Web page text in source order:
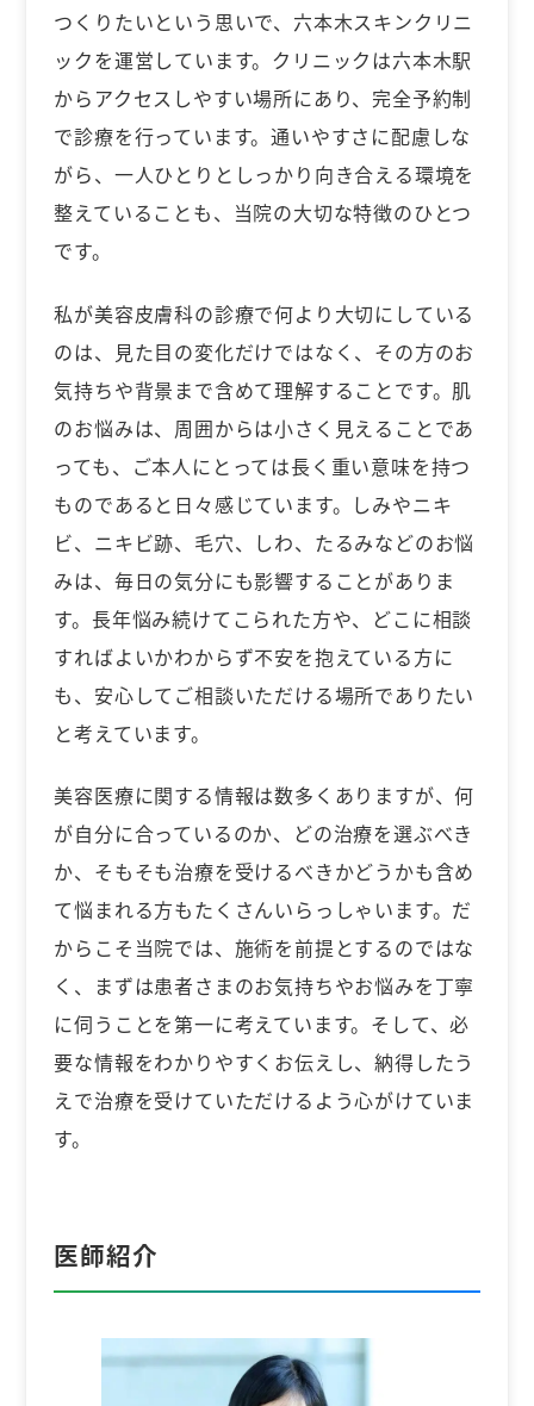
つくりたいという思いで、六本木スキンクリニ
ックを運営しています。クリニックは六本木駅
からアクセスしやすい場所にあり、完全予約制
で診療を行っています。通いやすさに配慮しな
がら、一人ひとりとしっかり向き合える環境を
整えていることも、当院の大切な特徴のひとつ
です。
私が美容皮膚科の診療で何より大切にしている
のは、見た目の変化だけではなく、その方のお
気持ちや背景まで含めて理解することです。肌
のお悩みは、周囲からは小さく見えることであ
っても、ご本人にとっては長く重い意味を持つ
ものであると日々感じています。しみやニキ
ビ、ニキビ跡、毛穴、しわ、たるみなどのお悩
みは、毎日の気分にも影響することがありま
す。長年悩み続けてこられた方や、どこに相談
すればよいかわからず不安を抱えている方に
も、安心してご相談いただける場所でありたい
と考えています。
美容医療に関する情報は数多くありますが、何
が自分に合っているのか、どの治療を選ぶべき
か、そもそも治療を受けるべきかどうかも含め
て悩まれる方もたくさんいらっしゃいます。だ
からこそ当院では、施術を前提とするのではな
く、まずは患者さまのお気持ちやお悩みを丁寧
に伺うことを第一に考えています。そして、必
要な情報をわかりやすくお伝えし、納得したう
えで治療を受けていただけるよう心がけていま
す。
医師紹介